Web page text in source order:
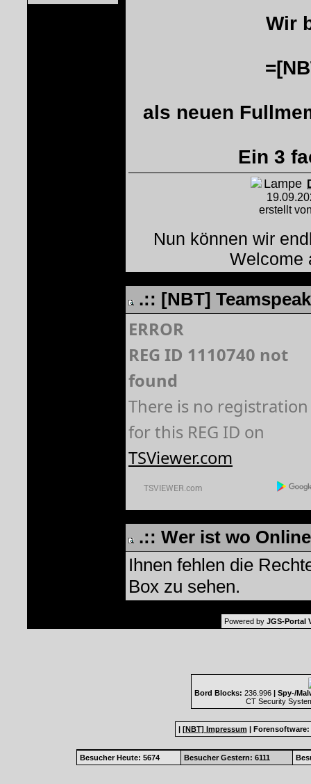
Wir
als neuen
Ein 3
erstellt
Nun können wir
Welcome
.:: [NBT]
ERROR
REG ID 1110740 not
found
There is no registration
for this REG ID on
TSViewer.com
.:: Wer ist wo
Ihnen fehlen die
Box zu sehen.
Powered by JGS-Portal
Bord Blocks: 236.996 | Spy-/
CT Security
| [NBT] Impressum | Forensoftware:
Besucher Heute: 5674 Besucher Gestern: 6111